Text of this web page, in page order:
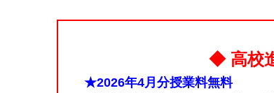
◆ 高校
★2026年4月分授業料無料